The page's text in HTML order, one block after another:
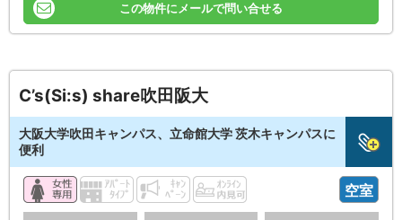
この物件にメールで問い合せる
C’s(Si:s) share吹田阪大
大阪大学吹田キャンパス、立命館大学 茨木キャンパスに
便利
空室